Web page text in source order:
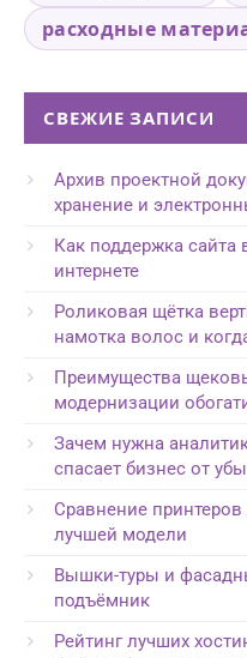
расходные
СВЕЖИЕ ЗАПИСИ
Архив проектной
хранение и
Как поддержка сайта
интернете
Роликовая щётка
намотка волос и
Преимущества
модернизации
Зачем нужна
спасает бизнес от
Сравнение
лучшей модели
Вышки-туры и
подъёмник
Рейтинг лучших